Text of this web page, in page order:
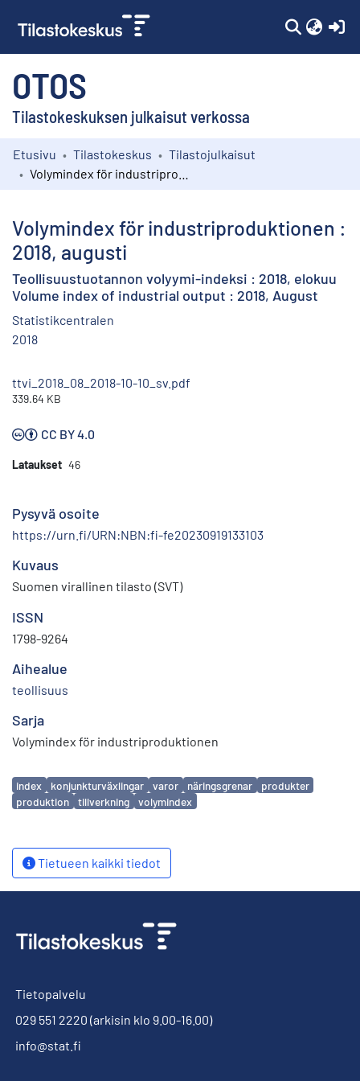
OTOS
Tilastokeskuksen julkaisut verkossa
Kokoelmat
Etusivu Tilastokeskus
Tilastojulkaisut
Volymindex för industriproduktionen :
2018, augusti
Teollisuustuotannon volyymi-indeksi : 2018, elokuu
Volume index of industrial output : 2018, August
Statistikcentralen
2018
ttvi_2018_08_2018-10-10_sv.pdf
339.64 KB
CC BY 4.0
Lataukset 46
Pysyvä osoite
https://urn.fi/URN:NBN:fi-fe20230919133103
Kuvaus
Suomen virallinen tilasto (SVT)
ISSN
1798-9264
Aihealue
teollisuus
Sarja
Volymindex för industriproduktionen
Avainsanat
index konjunkturväxlingar varor näringsgrenar
produkter
produktion
tillverkning volymindex
Tietueen kaikki tiedot
Tietopalvelu
029 551 2220 (arkisin klo 9.00-16.00)
info@stat.fi